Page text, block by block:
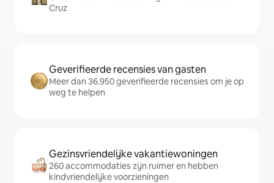
Cruz
Geverifieerde recensies van gasten
Meer dan 36.950 geverifieerde recensies om je op
weg te helpen
Gezinsvriendelijke vakantiewoningen
260 accommodaties zijn ruimer en hebben
kindvriendelijke voorzieningen